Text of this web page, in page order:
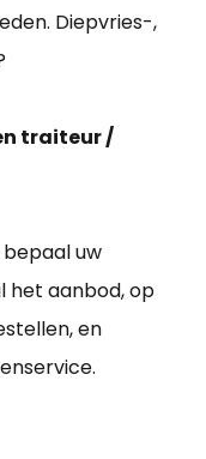
Diepvries-,
traiteur /
uw
het aanbod, op
en